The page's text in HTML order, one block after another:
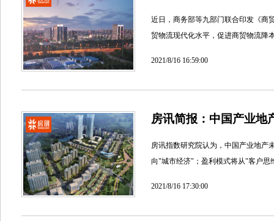
近日，商务部等九部门联合印发《商
贸物流现代化水平，促进商贸物流降
2021/8/16 16:59:00
房讯简报：中国产业地
房讯指数研究院认为，中国产业地产
向"城市经济"；盈利模式将从"客户
2021/8/16 17:30:00